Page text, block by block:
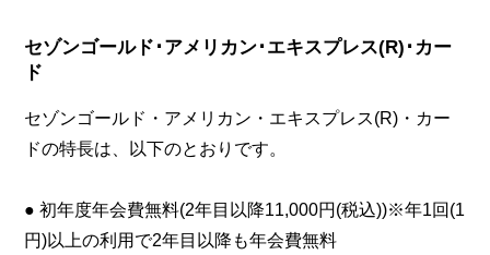
セゾンゴールド･アメリカン･エキスプレス(R)･カー
ド
セゾンゴールド・アメリカン・エキスプレス(R)・カー
ドの特長は、以下のとおりです。
● 初年度年会費無料(2年目以降11,000円(税込))※年1回(1
円)以上の利用で2年目以降も年会費無料